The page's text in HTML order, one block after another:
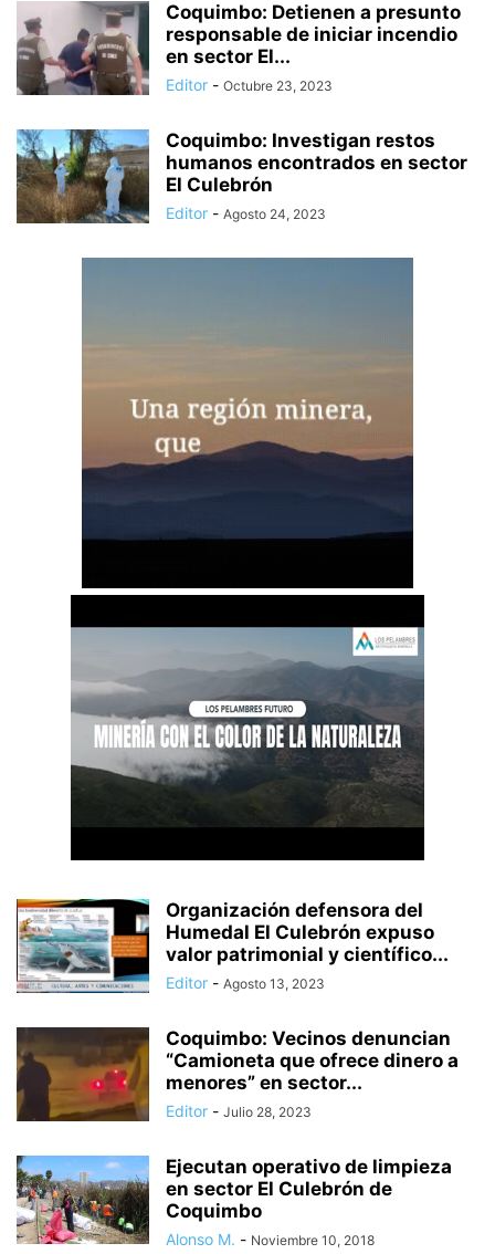
Coquimbo: Detienen a presunto
responsable de iniciar incendio
en sector El...
Editor - Octubre 23, 2023
Coquimbo: Investigan restos
humanos encontrados en sector
El Culebrón
Editor - Agosto 24, 2023
Organización defensora del
Humedal El Culebrón expuso
valor patrimonial y científico...
Editor - Agosto 13, 2023
Coquimbo: Vecinos denuncian
“Camioneta que ofrece dinero a
menores” en sector...
Editor - Julio 28, 2023
Ejecutan operativo de limpieza
en sector El Culebrón de
Coquimbo
Alonso M. - Noviembre 10, 2018